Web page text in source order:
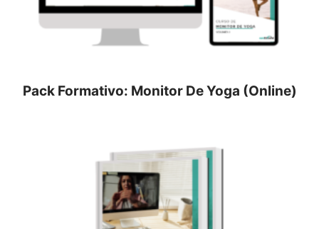
Pack Formativo: Monitor De Yoga (Online)